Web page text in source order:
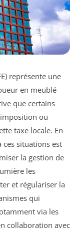
représente une
en meublé
que certains
ou
taxe locale. En
situations est
la gestion de
les
et régulariser la
qui
via les
collaboration avec